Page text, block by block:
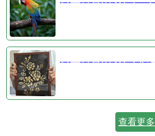
查看更多